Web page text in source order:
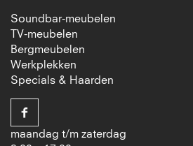
Soundbar-meubelen
TV-meubelen
Bergmeubelen
Werkplekken
Specials & Haarden
maandag t/m zaterdag